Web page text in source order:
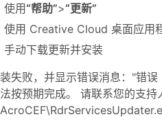
使用“帮助”>“更新”
使用 Creative Cloud 桌面应用
手动下载更新并安装
失败，并显示错误消息："错
按预期完成。 请联系您的支